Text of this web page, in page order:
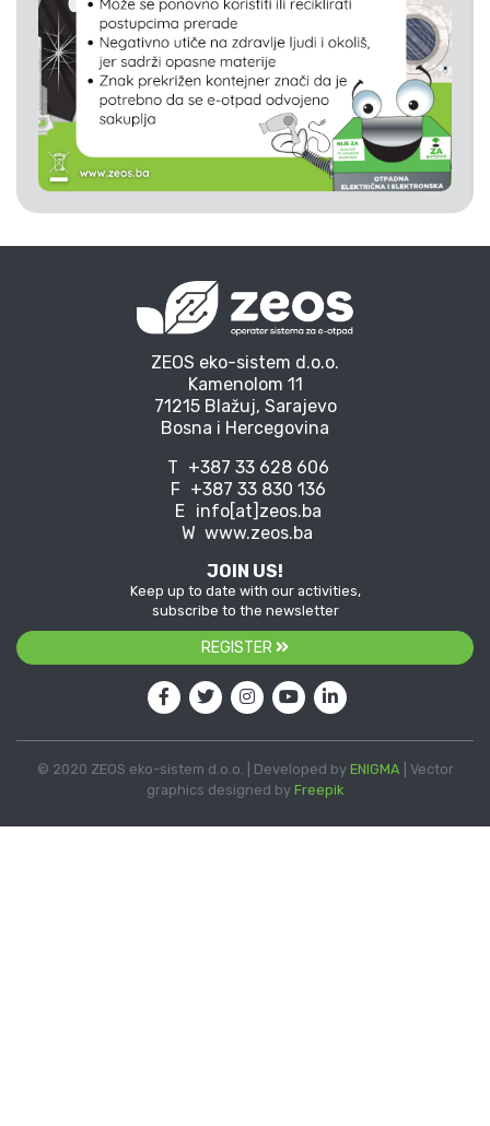
ZEOS eko-sistem d.o.o.
Kamenolom 11
71215 Blažuj, Sarajevo
Bosna i Hercegovina
T +387 33 628 606
F +387 33 830 136
E info[at]zeos.ba
W www.zeos.ba
JOIN US!
Keep up to date with our activities,
subscribe to the newsletter
REGISTER
© 2020 ZEOS eko-sistem d.o.o. | Developed by ENIGMA| Vector
graphics designed by Freepik